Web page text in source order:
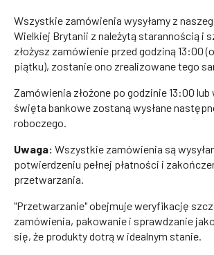
Wszystkie zamówienia wysyłamy z
Wielkiej Brytanii z należytą starannością i
złożysz zamówienie przed godziną 13:00
piątku), zostanie ono zrealizowane tego
Zamówienia złożone po godzinie 13:00 lub
święta bankowe zostaną wysłane
roboczego.
Uwaga: Wszystkie zamówienia są
potwierdzeniu pełnej płatności i
przetwarzania.
"Przetwarzanie" obejmuje weryfikację
zamówienia, pakowanie i sprawdzanie
się, że produkty dotrą w idealnym stanie.